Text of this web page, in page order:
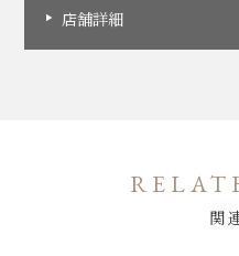
店舗詳細
関